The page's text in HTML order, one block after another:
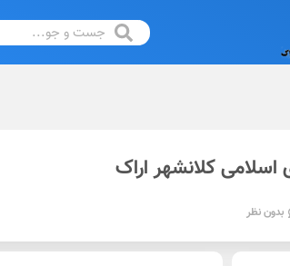
کلانشهر اراک
بدون نظر